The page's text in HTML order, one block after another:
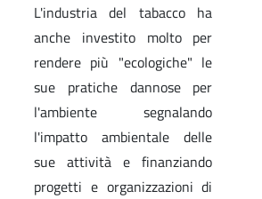
L'industria del tabacco ha
anche investito molto per
rendere più "ecologiche" le
sue pratiche dannose per
l'ambiente segnalando
l'impatto ambientale delle
sue attività e finanziando
progetti e organizzazioni di